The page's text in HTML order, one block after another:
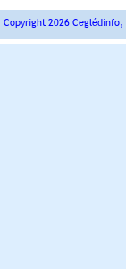
Copyright 2026